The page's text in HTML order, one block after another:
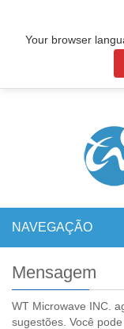
NAVEGAÇÃO
Mensagem
WT Microwave INC.
sugestões. Você
Your browser